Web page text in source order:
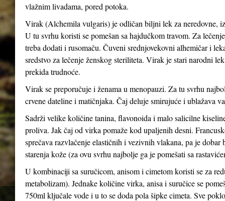
vlažnim livadama, pored potoka.
Virak (Alchemila vulgaris) je odličan biljni lek za neredovne,
U tu svrhu koristi se pomešan sa hajdučkom travom. Za
treba dodati i rusomaču. Čuveni srednjovekovni alhemičar i
sredstvo za lečenje ženskog steriliteta. Virak je stari narodni
prekida trudnoće.
Virak se preporučuje i ženama u menopauzi. Za tu svrhu
crvene dateline i matičnjaka. Čaj deluje smirujuće i ublažava
Sadrži velike količine tanina, flavonoida i malo salicilne
proliva. Jak čaj od virka pomaže kod upaljenih desni.
sprečava razvlačenje elastičnih i vezivnih vlakana, pa je
starenja kože (za ovu svrhu najbolje ga je pomešati sa
U kombinaciji sa suručicom, anisom i cimetom koristi se za
metabolizam). Jednake količine virka, anisa i suručice se
750ml ključale vode i u to se doda pola šipke cimeta. Sve